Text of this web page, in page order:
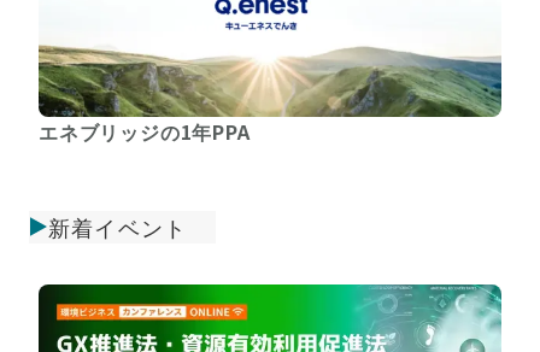
エネブリッジの1年PPA
新着イベント